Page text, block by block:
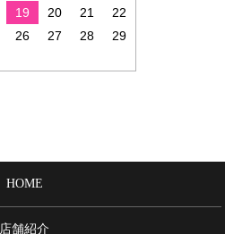
19 20 21
22
26 27 28
29
HOME
店舗紹介